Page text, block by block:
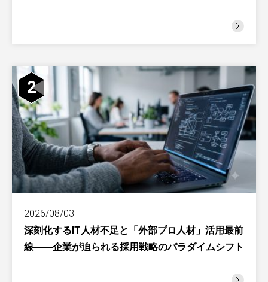
2
2026/08/03
深刻化するIT人材不足と「外部プロ人材」活用最前
線――企業が迫られる採用戦略のパラダイムシフト